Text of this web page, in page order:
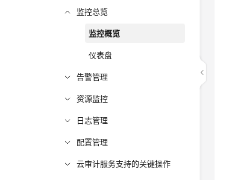
监控总览
监控概览
仪表盘
告警管理
资源监控
日志管理
配置管理
云审计服务支持的关键操作